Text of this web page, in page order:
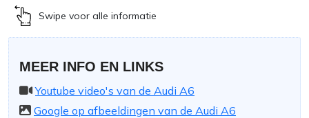
Swipe voor alle informatie
MEER INFO EN LINKS
Youtube video's van de Audi A6
Google op afbeeldingen van de Audi A6